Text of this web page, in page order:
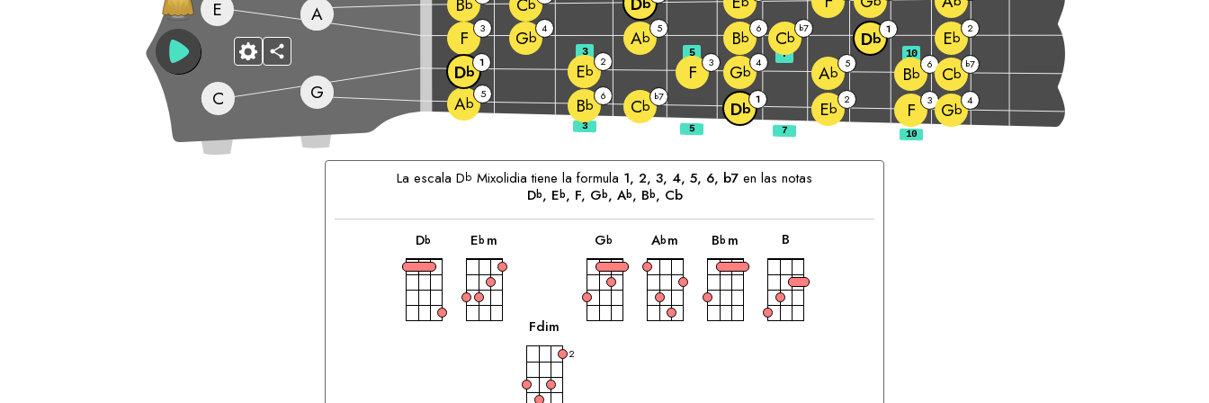
G Ab 5
Bb 6 Cb
b7
Db 1 Eb 2 F 3 Gb 4
C
Db 1 Eb 2 F 3 Gb 4 Ab 5 Bb 6 Cb
b7
E
F
3 Gb 4 Ab 5 Bb 6 Cb
b7 Db 1 Eb 2
A b b
3 5 7 10
La escala Db Mixolidia tiene la formula 1, 2, 3, 4, 5, 6, b7 en las notas
Db, Eb, F, Gb, Ab, Bb, Cb
Acordes
Compatibles:
acorde
Db
acorde
Eb m
Fdim
2
acorde
Gb
acorde
Abm
acorde
Bb m
acorde
B